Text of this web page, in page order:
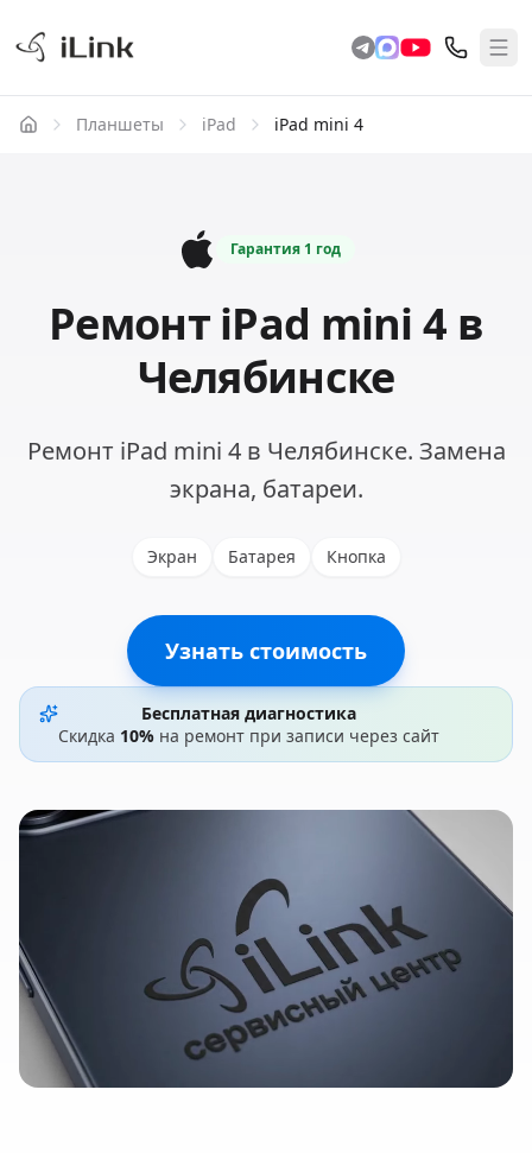
Планшеты iPad iPad mini 4
Гарантия 1 год
Ремонт iPad mini 4 в
Челябинске
Ремонт iPad mini 4 в Челябинске. Замена
экрана, батареи.
Экран Батарея Кнопка
Узнать стоимость
Бесплатная диагностика
Скидка 10% на ремонт при записи через сайт